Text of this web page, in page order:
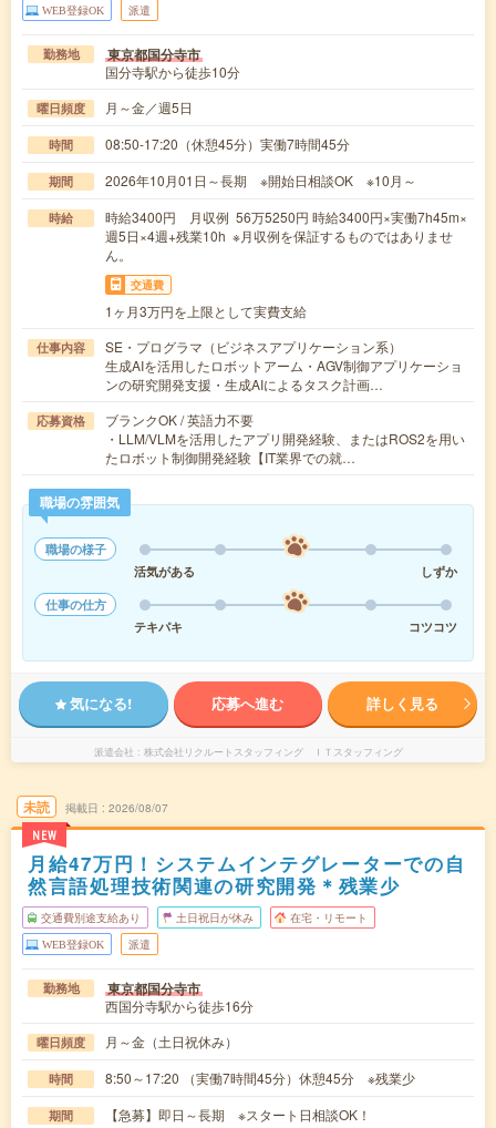
WEB登録OK 派遣
勤務地 東京都国分寺市
国分寺駅から徒歩10分
曜日頻度 月～金／週5日
時間 08:50-17:20（休憩45分）実働7時間45分
期間 2026年10月01日～長期 ※開始日相談OK ※10月～
時給
時給3400円 月収例 56万5250円 時給3400円×実働7h45m×
週5日×4週+残業10h ※月収例を保証するものではありませ
ん。
交通費
1ヶ月3万円を上限として実費支給
仕事内容
SE・プログラマ（ビジネスアプリケーション系）
生成AIを活用したロボットアーム・AGV制御アプリケーショ
ンの研究開発支援・生成AIによるタスク計画…
応募資格
ブランクOK / 英語力不要
・LLM/VLMを活用したアプリ開発経験、またはROS2を用い
たロボット制御開発経験【IT業界での就…
職場の雰囲気
職場の様子
活気がある
しずか
仕事の仕方
テキパキ
コツコツ
気になる! 応募へ進む 詳しく見る
派遣会社 株式会社リクルートスタッフィング ＩＴスタッフィング
未読
NEW
掲載日 2026/08/07
月給47万円！システムインテグレーターでの自
然言語処理技術関連の研究開発＊残業少
交通費別途支給あり 土日祝日が休み 在宅・リモート
WEB登録OK 派遣
勤務地 東京都国分寺市
西国分寺駅から徒歩16分
曜日頻度 月～金（土日祝休み）
時間 8:50～17:20 （実働7時間45分）休憩45分 ※残業少
期間 【急募】即日～長期 ※スタート日相談OK！